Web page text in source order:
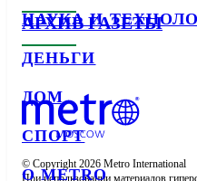
НАУКА И
ДЕНЬГИ
ДОМ
СПОРТ
О METRO
АРХИВ ГАЗЕТЫ
© Copyright 2026 Metro International
При использовании материалов